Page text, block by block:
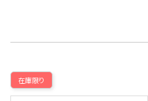
在庫限り